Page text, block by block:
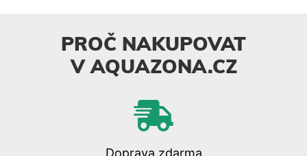
PROČ NAKUPOVAT
V AQUAZONA.CZ
Doprava zdarma